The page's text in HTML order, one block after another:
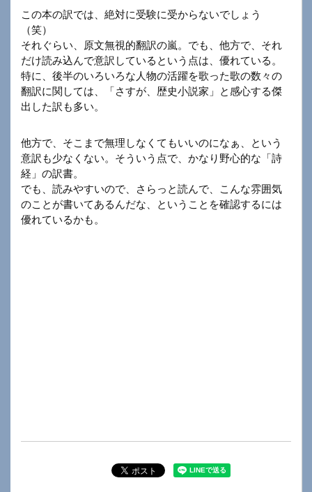
この本の訳では、絶対に受験に受からないでしょう
（笑）
それぐらい、原文無視的翻訳の嵐。でも、他方で、それ
だけ読み込んで意訳しているという点は、優れている。
特に、後半のいろいろな人物の活躍を歌った歌の数々の
翻訳に関しては、「さすが、歴史小説家」と感心する傑
出した訳も多い。
他方で、そこまで無理しなくてもいいのになぁ、という
意訳も少なくない。そういう点で、かなり野心的な「詩
経」の訳書。
でも、読みやすいので、さらっと読んで、こんな雰囲気
のことが書いてあるんだな、ということを確認するには
優れているかも。